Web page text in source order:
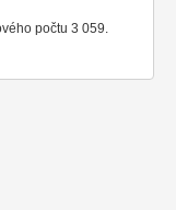
počtu 3 059.